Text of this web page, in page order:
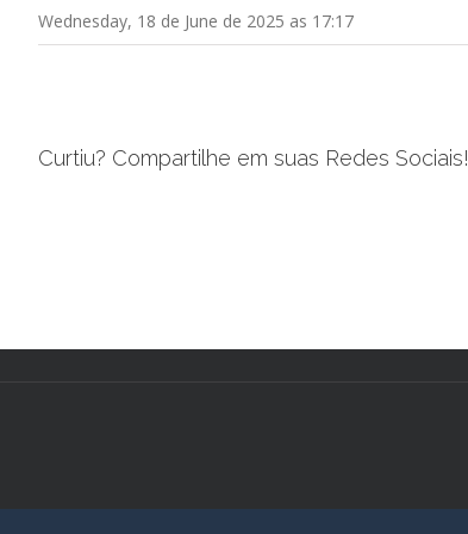
Wednesday, 18 de June de 2025 as 17:17
Curtiu? Compartilhe em suas Redes Sociais!